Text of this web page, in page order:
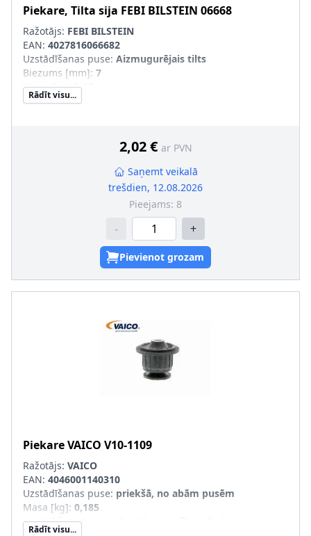
Piekare, Tilta sija FEBI BILSTEIN 06668
Ražotājs: FEBI BILSTEIN
EAN: 4027816066682
Uzstādīšanas puse: Aizmugurējais tilts
Biezums [mm]: 7
Masa [kg]:0,05
Materiāls:Gumija/ Metāls
Rādīt visu...
2,02 € ar PVN
Saņemt veikalā
trešdien, 12.08.2026
Pieejams: 8
- +
Pievienot grozam
PiekareVAICO V10-1109
Ražotājs: VAICO
EAN: 4046001140310
Uzstādīšanas puse: priekšā, no abām pusēm
Masa [kg]: 0,185
Uzstādīšanas veids
Rādīt visu...